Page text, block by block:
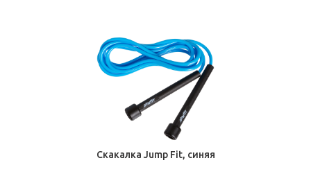
Скакалка Jump Fit, синяя